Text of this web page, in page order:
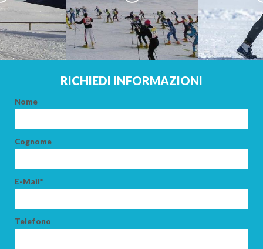
ADULTI
BAMBINI
CERCA
RICHIEDI INFORMAZIONI
Nome
Cognome
E-Mail*
Telefono